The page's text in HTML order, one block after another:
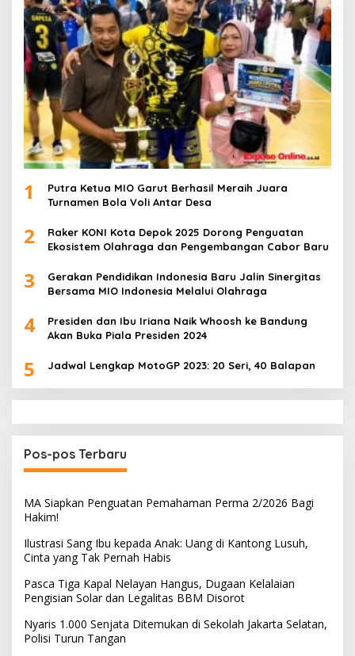
1
Putra Ketua MIO Garut Berhasil Meraih Juara
Turnamen Bola Voli Antar Desa
2
Raker KONI Kota Depok 2025 Dorong Penguatan
Ekosistem Olahraga dan Pengembangan Cabor Baru
3
Gerakan Pendidikan Indonesia Baru Jalin Sinergitas
Bersama MIO Indonesia Melalui Olahraga
4
Presiden dan Ibu Iriana Naik Whoosh ke Bandung
Akan Buka Piala Presiden 2024
5 Jadwal Lengkap MotoGP 2023: 20 Seri, 40 Balapan
Pos-pos Terbaru
MA Siapkan Penguatan Pemahaman Perma 2/2026 Bagi
Hakim!
Ilustrasi Sang Ibu kepada Anak: Uang di Kantong Lusuh,
Cinta yang Tak Pernah Habis
Pasca Tiga Kapal Nelayan Hangus, Dugaan Kelalaian
Pengisian Solar dan Legalitas BBM Disorot
Nyaris 1.000 Senjata Ditemukan di Sekolah Jakarta Selatan,
Polisi Turun Tangan